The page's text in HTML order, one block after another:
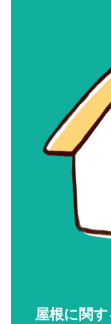
屋根に関